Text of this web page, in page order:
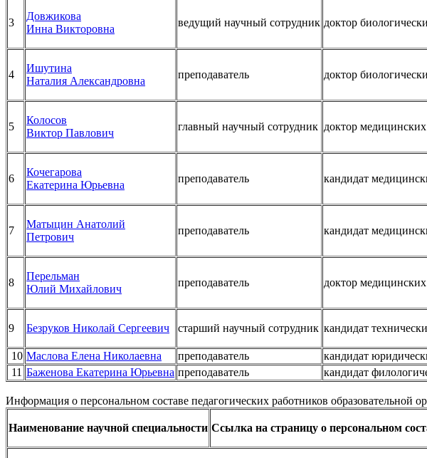
3
Довжикова
Инна Викторовна
ведущий научный сотрудник доктор
4
Ишутина
Наталия Александровна
преподаватель доктор
5
Колосов
Виктор Павлович
главный научный сотрудник доктор
6
Кочегарова
Екатерина Юрьевна
преподаватель кандидат
7
Матыцин Анатолий
Петрович
преподаватель кандидат
8
Перельман
Юлий Михайлович
преподаватель доктор
9 Безруков Николай Сергеевич старший научный сотрудник кандидат
10 Маслова Елена Николаевна преподаватель кандидат
11 Баженова Екатерина Юрьевна преподаватель кандидат
Информация о персональном составе педагогических работников образовательной
Наименование научной специальности Ссылка на страницу о персональном